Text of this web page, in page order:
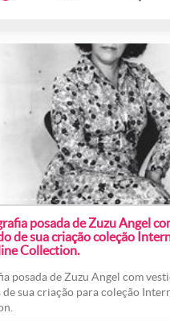
posada de Zuzu Angel
de sua criação coleção
Collection.
posada de Zuzu Angel com
de sua criação para coleção